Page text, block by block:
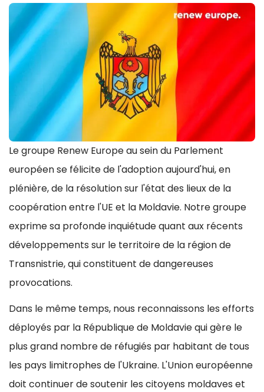
Le groupe Renew Europe au sein du Parlement
européen se félicite de l'adoption aujourd'hui, en
plénière, de la résolution sur l'état des lieux de la
coopération entre l'UE et la Moldavie. Notre groupe
exprime sa profonde inquiétude quant aux récents
développements sur le territoire de la région de
Transnistrie, qui constituent de dangereuses
provocations.
Dans le même temps, nous reconnaissons les efforts
déployés par la République de Moldavie qui gère le
plus grand nombre de réfugiés par habitant de tous
les pays limitrophes de l'Ukraine. L'Union européenne
doit continuer de soutenir les citoyens moldaves et